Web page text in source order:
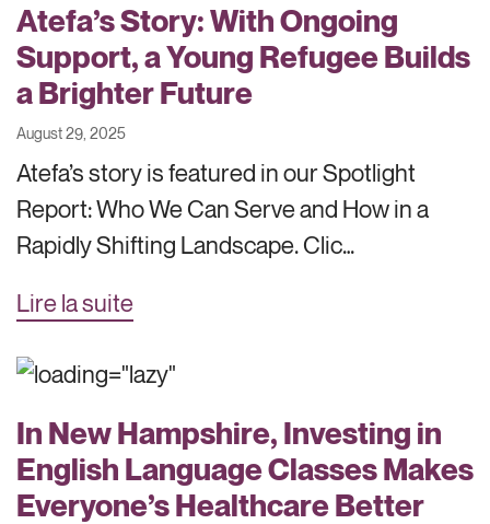
Atefa’s Story: With Ongoing
Support, a Young Refugee Builds
a Brighter Future
August 29, 2025
Atefa’s story is featured in our Spotlight
Report: Who We Can Serve and How in a
Rapidly Shifting Landscape. Clic…
Lire la suite
In New Hampshire, Investing in
English Language Classes Makes
Everyone’s Healthcare Better